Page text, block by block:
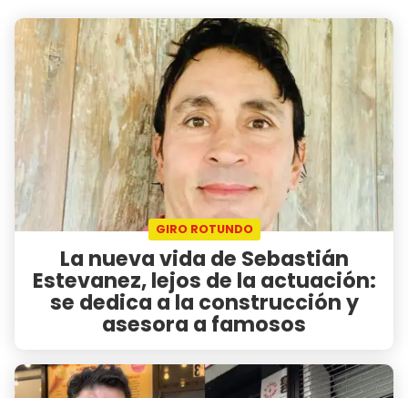
GIRO ROTUNDO
La nueva vida de Sebastián
Estevanez, lejos de la actuación:
se dedica a la construcción y
asesora a famosos